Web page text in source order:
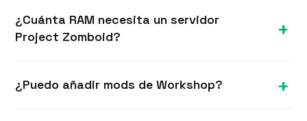
¿Cuánta RAM necesita un servidor
Project Zomboid?
especialmente con mods y varios jugadores; los
¿Puedo añadir mods de Workshop?